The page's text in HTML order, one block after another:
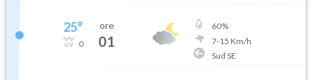
25°
0
ore
01
60%
7-15 Km/h
Sud SE